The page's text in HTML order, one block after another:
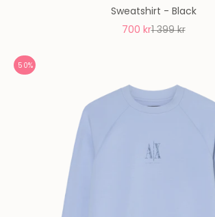
Sweatshirt - Black
REA-pris
700 krPris
1 399 kr
50%